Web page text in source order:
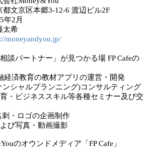
京区本郷3-12-6 渡辺ビル2F
2月
太希
moneyandyou.jp/
談パートナー」が見つかる場 FP Cafeの
経済教育の教材アプリの運営・開発
シャルプランニング)コンサルティング
・ビジネススキル等各種セミナー及び交
・ロゴの企画制作
び写真・動画撮影
のオウンドメディア「FP Cafe」